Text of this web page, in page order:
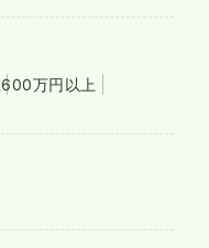
600万円以上